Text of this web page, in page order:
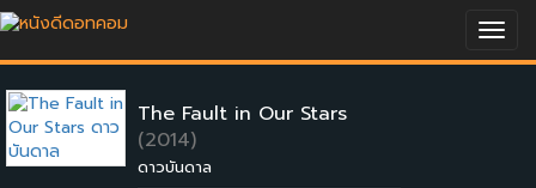
The Fault in Our Stars
(2014)
ดาวบันดาล